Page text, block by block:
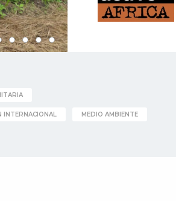
INTERNACIONAL MEDIO AMBIENTE